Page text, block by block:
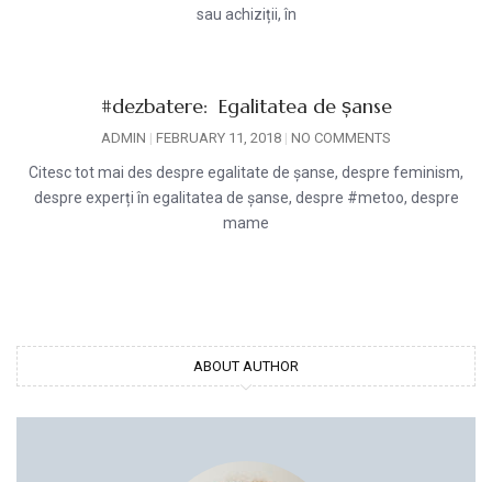
sau achiziții, în
#dezbatere: Egalitatea de șanse
ADMIN FEBRUARY 11, 2018 NO COMMENTS
Citesc tot mai des despre egalitate de șanse, despre feminism,
despre experți în egalitatea de șanse, despre #metoo, despre
mame
ABOUT AUTHOR